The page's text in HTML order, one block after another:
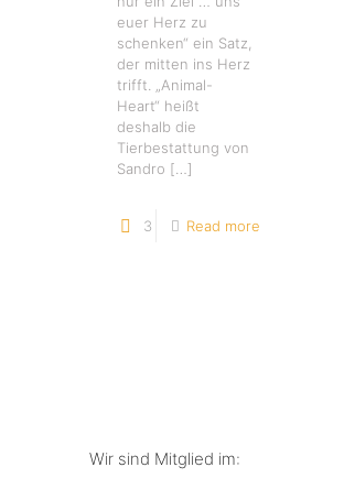
euer Herz zu
schenken“ ein Satz,
der mitten ins Herz
trifft. „Animal-
Heart“ heißt
deshalb die
Tierbestattung von
Sandro […]
3 Read more
Wir sind Mitglied im: